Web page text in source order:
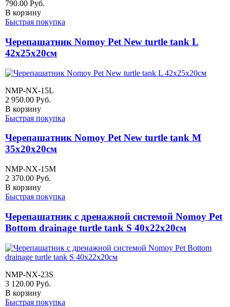
790.00 Руб.
В корзину
Быстрая покупка
Черепашатник Nomoy Pet New turtle tank L
42х25х20см
NMP-NX-15L
2 950.00 Руб.
В корзину
Быстрая покупка
Черепашатник Nomoy Pet New turtle tank M
35х20х20см
NMP-NX-15M
2 370.00 Руб.
В корзину
Быстрая покупка
Черепашатник с дренажной системой Nomoy Pet
Bottom drainage turtle tank S 40х22х20см
NMP-NX-23S
3 120.00 Руб.
В корзину
Быстрая покупка